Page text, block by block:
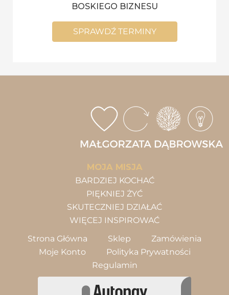
BOSKIEGO BIZNESU
SPRAWDŹ TERMINY
MOJA MISJA
BARDZIEJ KOCHAĆ
PIĘKNIEJ ŻYĆ
SKUTECZNIEJ DZIAŁAĆ
WIĘCEJ INSPIROWAĆ
Strona Główna
Sklep
Zamówienia
Moje Konto
Polityka Prywatności
Regulamin